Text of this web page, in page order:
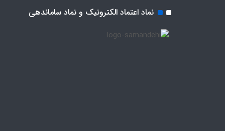
نماد اعتماد الکترونیک و نماد ساماندهی